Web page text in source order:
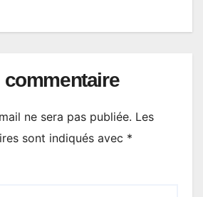
ne sera pas publiée. Les
sont indiqués avec *